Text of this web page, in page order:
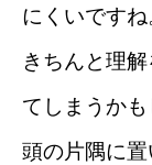
にくいですね
きちんと理
てしまうかも
頭の片隅に置